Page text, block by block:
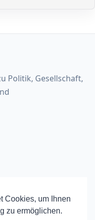
Cookies, um Ihnen
zu ermöglichen.
Politik, Gesellschaft,